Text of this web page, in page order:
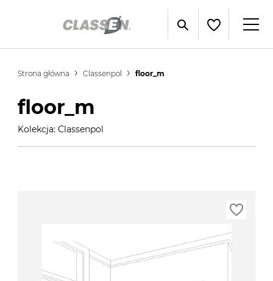
Strona główna Classenpol floor_m
floor_m
Kolekcja: Classenpol